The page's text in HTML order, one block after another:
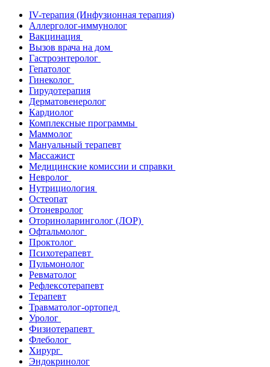
IV-терапия (Инфузионная терапия)
Аллерголог-иммунолог
Вакцинация
Вызов врача на дом
Гастроэнтеролог
Гепатолог
Гинеколог
Гирудотерапия
Дерматовенеролог
Кардиолог
Комплексные программы
Маммолог
Мануальный терапевт
Массажист
Медицинские комиссии и справки
Невролог
Нутрициология
Остеопат
Отоневролог
Оториноларинголог (ЛОР)
Офтальмолог
Проктолог
Психотерапевт
Пульмонолог
Ревматолог
Рефлексотерапевт
Терапевт
Травматолог-ортопед
Уролог
Физиотерапевт
Флеболог
Хирург
Эндокринолог